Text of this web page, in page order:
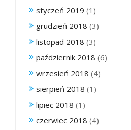
styczeń 2019 (1)
grudzień 2018 (3)
listopad 2018 (3)
październik 2018 (6)
wrzesień 2018 (4)
sierpień 2018 (1)
lipiec 2018 (1)
czerwiec 2018 (4)